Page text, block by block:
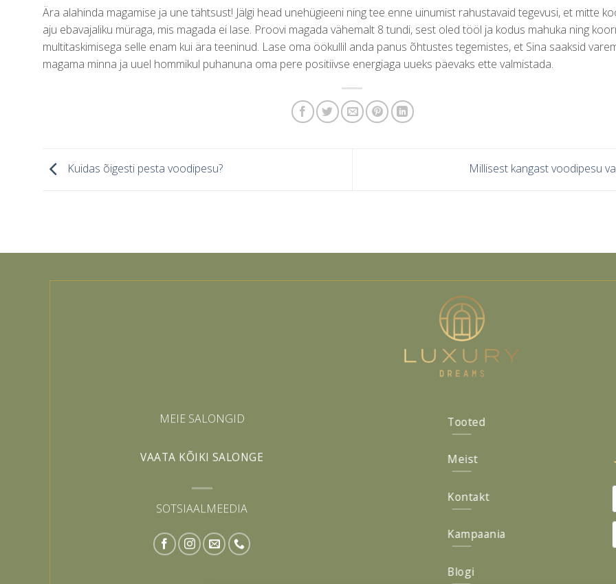
Ära alahinda magamise ja une tähtsust! Jälgi head unehügieeni ning tee enne uinumist rahustavaid tegevusi, et mitte
aju ebavajaliku müraga, mis magada ei lase. Proovi magada vähemalt 8 tundi, sest oled tööl ja kodus mahuka ning
multitaskimisega selle enam kui ära teeninud. Lase oma öökullil anda panus õhtustes tegemistes, et Sina saaksid
magama minna ja uuel hommikul puhanuna oma pere positiivse energiaga uueks päevaks ette valmistada.
Kuidas õigesti pesta voodipesu? Millisest kangast voodipesu
Tooted
Meist
Kontakt
Kampaania
Blogi
MEIE SALONGID
VAATA KÕIKI SALONGE
SOTSIAALMEEDIA